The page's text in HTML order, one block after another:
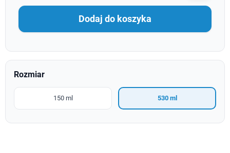
Dodaj do koszyka
Rozmiar
150 ml 530 ml